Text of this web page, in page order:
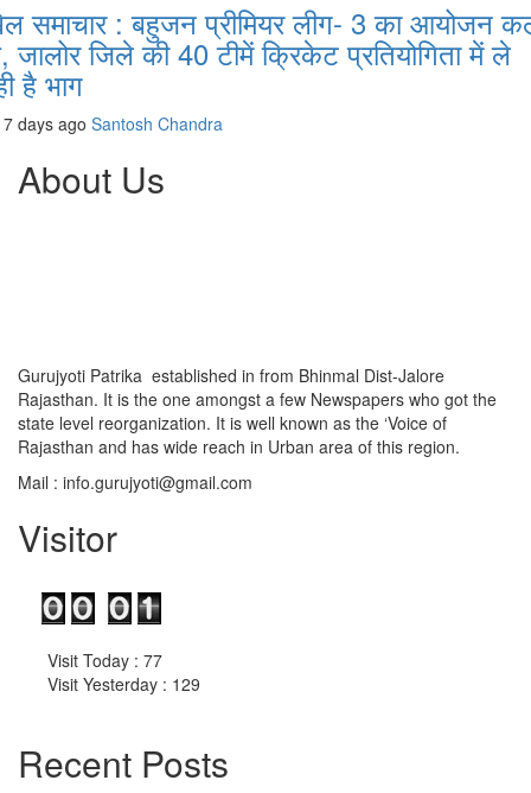
समाचार : बहुजन प्रीमियर लीग- 3 का आयोजन
जालोर जिले की 40 टीमें क्रिकेट प्रतियोगिता में ले
है भाग
7 days ago Santosh Chandra
About Us
Gurujyoti Patrika established in from Bhinmal Dist-Jalore
Rajasthan. It is the one amongst a few Newspapers who got the
state level reorganization. It is well known as the ‘Voice of
Rajasthan and has wide reach in Urban area of this region.
Mail : info.gurujyoti@gmail.com
Visitor
Visit Today : 77
Visit Yesterday : 129
Recent Posts